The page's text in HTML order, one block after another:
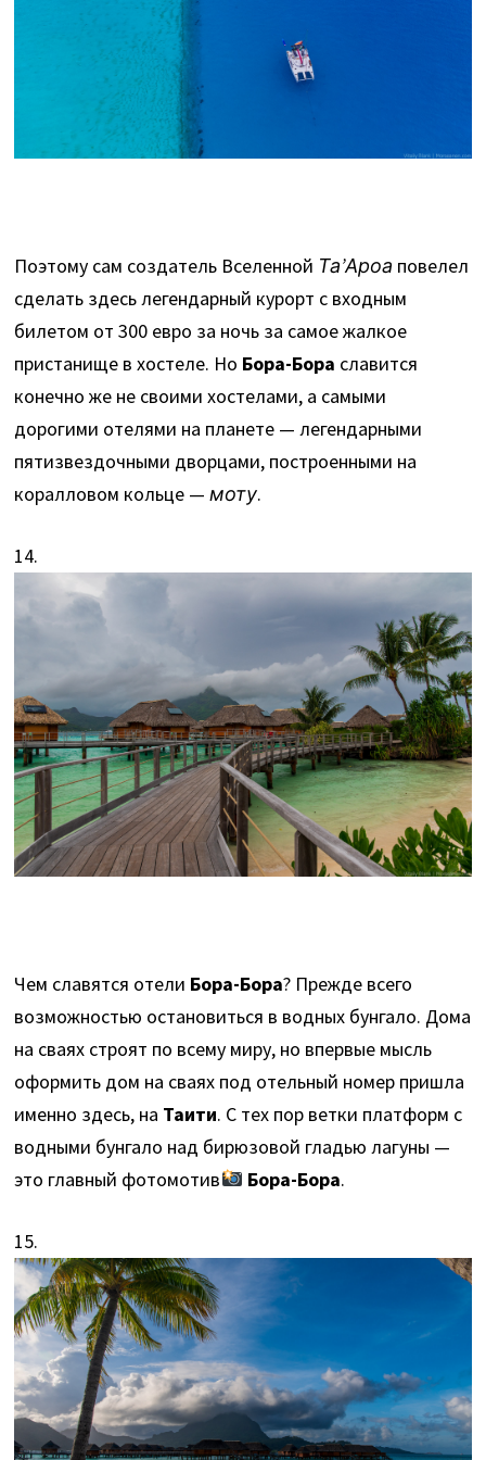
Поэтому сам создатель Вселенной Та’Ароа повелел
сделать здесь легендарный курорт с входным
билетом от 300 евро за ночь за самое жалкое
пристанище в хостеле. Но Бора-Бора славится
конечно же не своими хостелами, а самыми
дорогими отелями на планете — легендарными
пятизвездочными дворцами, построенными на
коралловом кольце —моту.
14.
Чем славятся отели Бора-Бора? Прежде всего
возможностью остановиться в водных бунгало. Дома
на сваях строят по всему миру, но впервые мысль
оформить дом на сваях под отельный номер пришла
именно здесь, на Таити. С тех пор ветки платформ с
водными бунгало над бирюзовой гладью лагуны —
это главный фотомотив
Бора-Бора.
15.